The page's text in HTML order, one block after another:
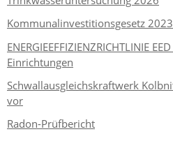
Kommunalinvestitionsgesetz
ENERGIEEFFIZIENZRICHTLINIE
Einrichtungen
Schwallausgleichskraftwerk
vor
Radon-Prüfbericht